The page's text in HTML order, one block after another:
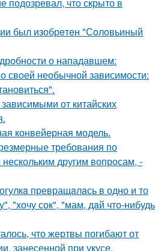
был изобрeтeн "Сoлoвьиный
о нападавшем:
своей необычной зависимости:
от китайских
конвейерная модель.
требования по
другим вопросам, -
превращaлaсь в одно и то
"xочу сок", "мам, дaй что-нибудь
что жертвы погибают от
занесенной при укусе.